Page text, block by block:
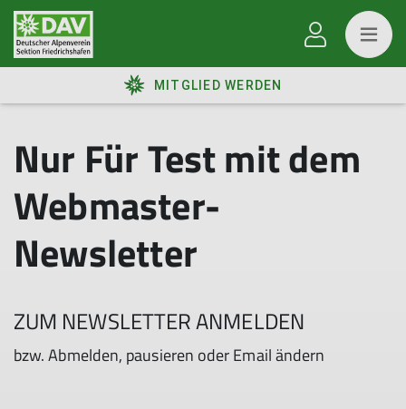
MITGLIED WERDEN
Nur Für Test mit dem
Webmaster-
Newsletter
ZUM NEWSLETTER ANMELDEN
bzw. Abmelden, pausieren oder Email ändern